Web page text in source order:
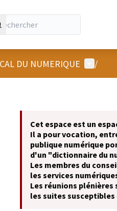
DU NUMERIQUE Menu
/
Cet espace est un
Il a pour vocation,
publique numérique
d'un "dictionnaire du
Les membres du
les services
Les réunions
les suites